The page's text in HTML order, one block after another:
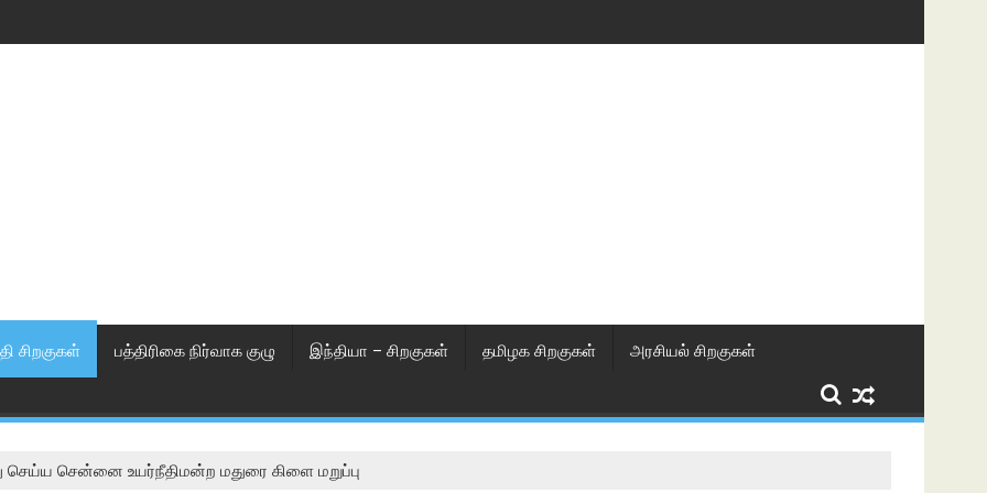
சிறகுகள் பத்திரிகை நிர்வாக குழு இந்தியா – சிறகுகள் தமிழக சிறகுகள் அரசியல் சிறகுகள்
செய்ய சென்னை உயர்நீதிமன்ற மதுரை கிளை மறுப்பு